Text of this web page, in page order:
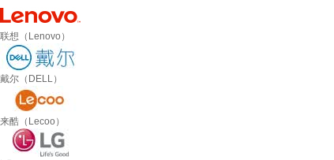
联想（Lenovo）
戴尔（DELL）
来酷（Lecoo）